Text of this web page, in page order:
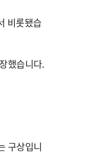
비롯됐습
했습니다.
구상입니